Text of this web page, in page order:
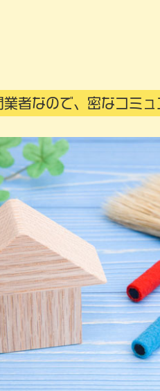
業者なので、密なコミ